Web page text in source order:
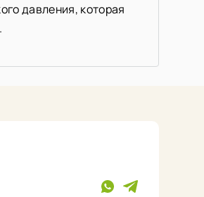
давления, которая